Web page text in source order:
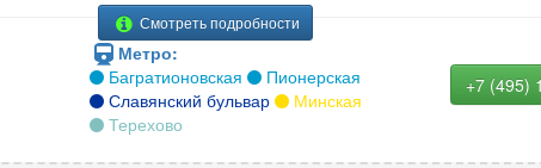
Смотреть подробности
Метро:
Багратионовская
Пионерская
Славянский бульвар
Минская
Терехово
+7 (495)